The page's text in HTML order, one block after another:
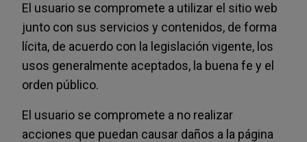
El usuario se compromete a utilizar el sitio web
junto con sus servicios y contenidos, de forma
lícita, de acuerdo con la legislación vigente, los
usos generalmente aceptados, la buena fe y el
orden público.
El usuario se compromete a no realizar
acciones que puedan causar daños a la página